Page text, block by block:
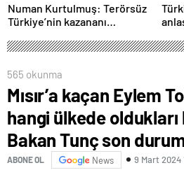
Numan Kurtulmuş: Terörsüz
Türkiye’nin kazananı
565 okunma
Mısır’a kaçan Eylem
hangi ülkede
Bakan Tunç son
ABONE OL News 9 Mart 2024